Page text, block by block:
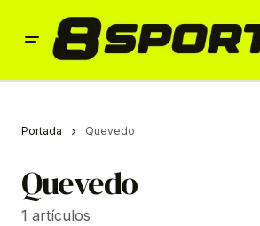
Portada Quevedo
Quevedo
1 artículos